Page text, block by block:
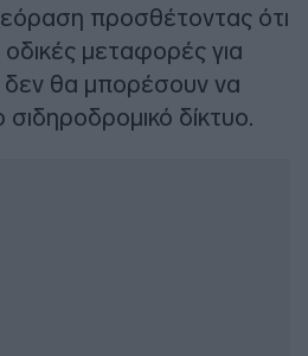
προσθέτοντας ότι
μεταφορές για
δεν θα μπορέσουν να
δίκτυο.